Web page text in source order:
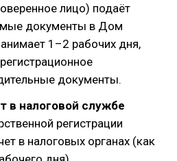
лицо) подаёт
документы в Дом
1–2 рабочих дня,
документы.
в налоговой службе
регистрации
в налоговых органах (как